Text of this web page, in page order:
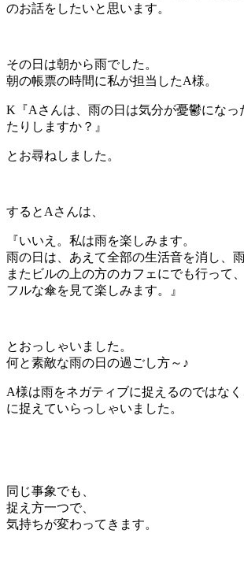
のお話をしたいと思います。
その日は朝から雨でした。
朝の帳票の時間に私が担当したA様。
K『Aさんは、雨の日は気分が憂鬱になっ
たりしますか？』
とお尋ねしました。
するとAさんは、
『いいえ。私は雨を楽しみます。
雨の日は、あえて全部の生活音を消し、
またビルの上の方のカフェにでも行って
フルな傘を見て楽しみます。』
とおっしゃいました。
何と素敵な雨の日の過ごし方～♪
A様は雨をネガティブに捉えるのではな
に捉えていらっしゃいました。
同じ事象でも、
捉え方一つで、
気持ちが変わってきます。